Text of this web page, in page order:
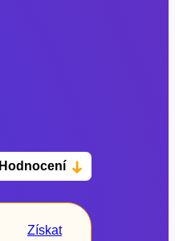
Hodnocení
Získat